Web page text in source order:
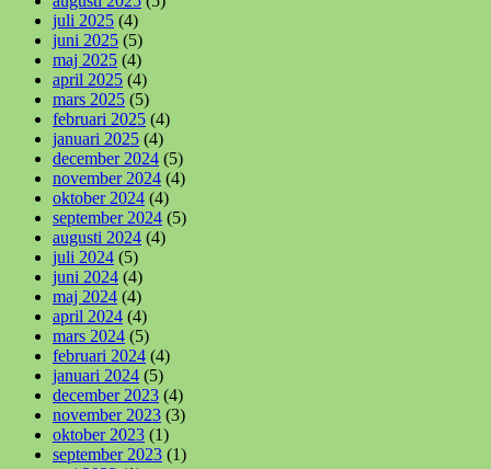
juli 2025 (4)
juni 2025 (5)
maj 2025 (4)
april 2025 (4)
mars 2025 (5)
februari 2025 (4)
januari 2025 (4)
december 2024 (5)
november 2024 (4)
oktober 2024 (4)
september 2024 (5)
augusti 2024 (4)
juli 2024 (5)
juni 2024 (4)
maj 2024 (4)
april 2024 (4)
mars 2024 (5)
februari 2024 (4)
januari 2024 (5)
december 2023 (4)
november 2023 (3)
oktober 2023 (1)
september 2023 (1)